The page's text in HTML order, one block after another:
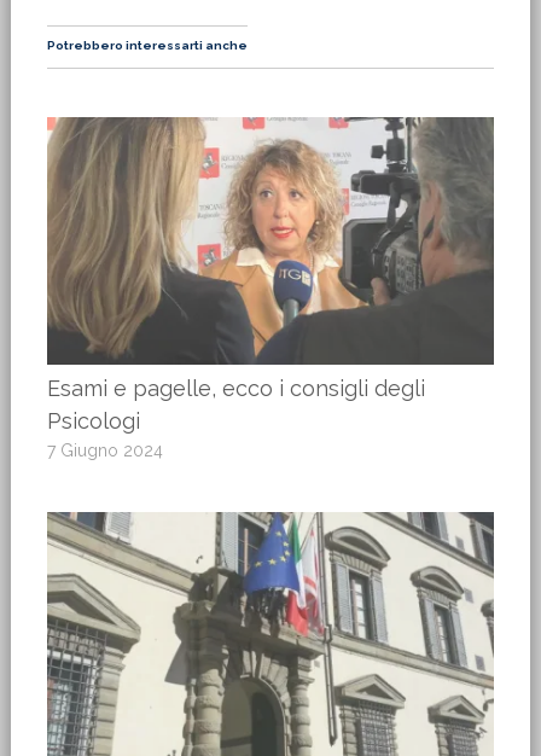
Potrebbero interessarti anche
Esami e pagelle, ecco i consigli degli
Psicologi
7 Giugno 2024